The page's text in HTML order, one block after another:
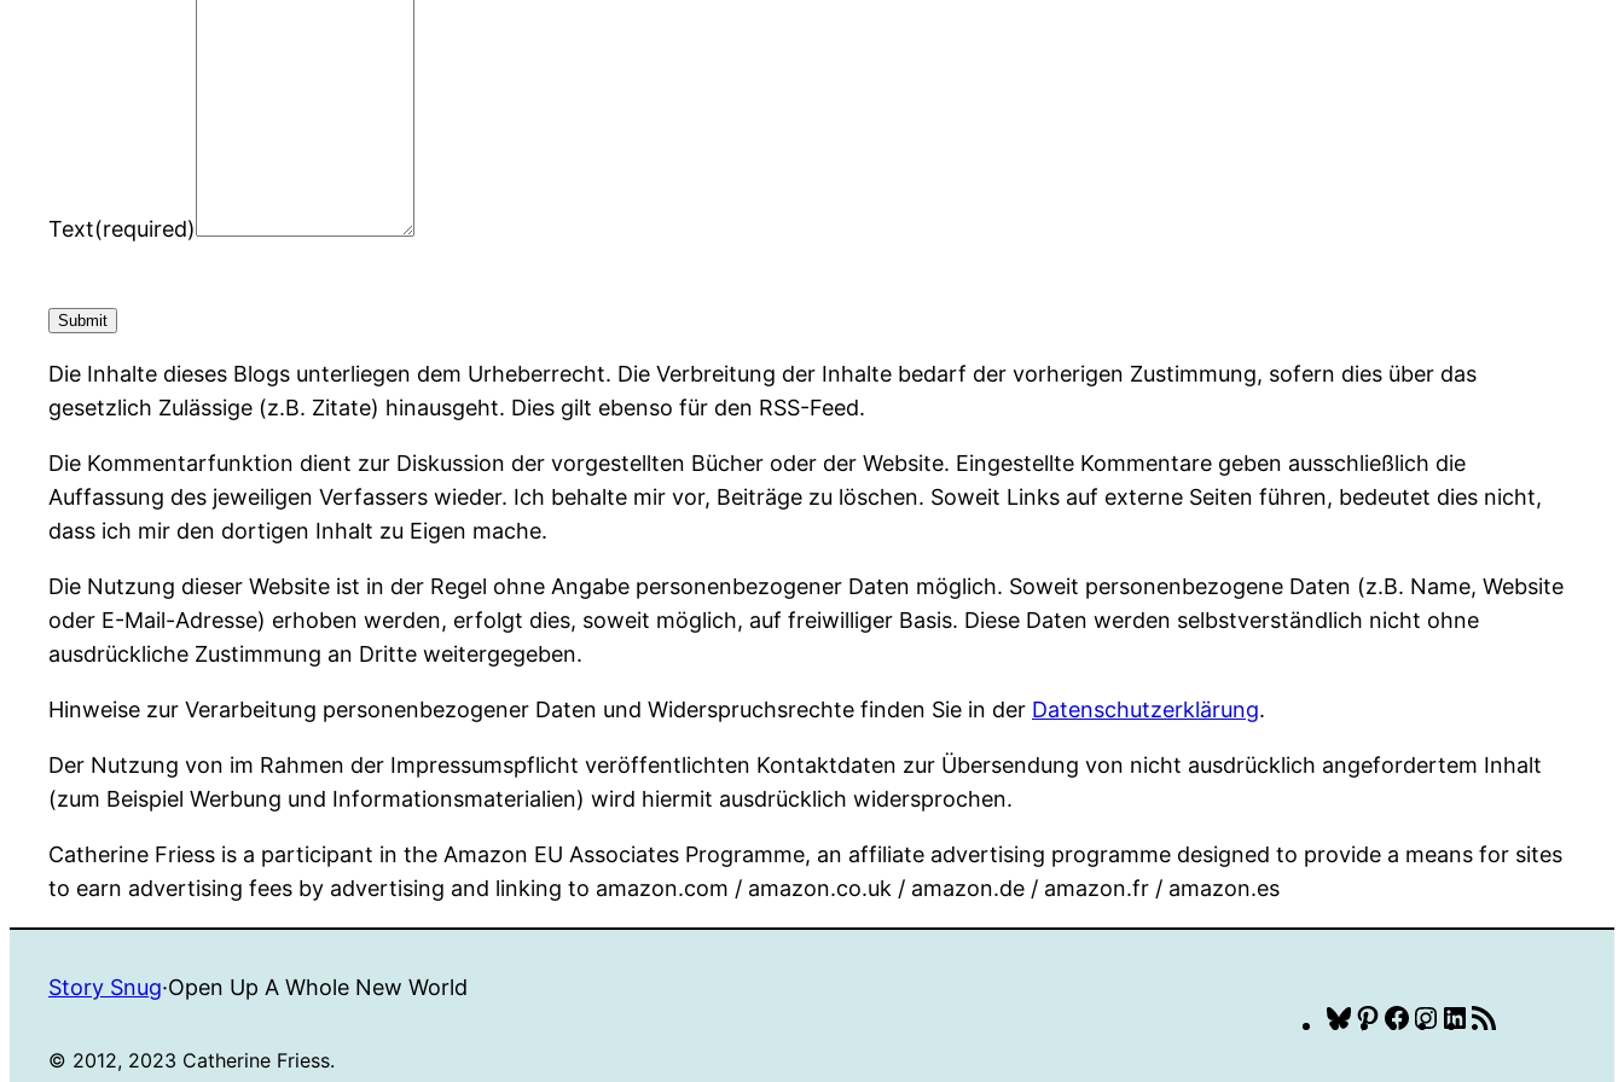
Text(required)
Submit
Die Inhalte dieses Blogs unterliegen dem Urheberrecht. Die Verbreitung der Inhalte bedarf der vorherigen Zustimmung, sofern dies über das
gesetzlich Zulässige (z.B. Zitate) hinausgeht. Dies gilt ebenso für den RSS-Feed.
Die Kommentarfunktion dient zur Diskussion der vorgestellten Bücher oder der Website. Eingestellte Kommentare geben ausschließlich die
Auffassung des jeweiligen Verfassers wieder. Ich behalte mir vor, Beiträge zu löschen. Soweit Links auf externe Seiten führen, bedeutet dies nicht,
dass ich mir den dortigen Inhalt zu Eigen mache.
Die Nutzung dieser Website ist in der Regel ohne Angabe personenbezogener Daten möglich. Soweit personenbezogene Daten (z.B. Name, Website
oder E-Mail-Adresse) erhoben werden, erfolgt dies, soweit möglich, auf freiwilliger Basis. Diese Daten werden selbstverständlich nicht ohne
ausdrückliche Zustimmung an Dritte weitergegeben.
Hinweise zur Verarbeitung personenbezogener Daten und Widerspruchsrechte finden Sie in der Datenschutzerklärung.
Der Nutzung von im Rahmen der Impressumspflicht veröffentlichten Kontaktdaten zur Übersendung von nicht ausdrücklich angefordertem Inhalt
(zum Beispiel Werbung und Informationsmaterialien) wird hiermit ausdrücklich widersprochen.
Catherine Friess is a participant in the Amazon EU Associates Programme, an affiliate advertising programme designed to provide a means for sites
to earn advertising fees by advertising and linking to amazon.com / amazon.co.uk / amazon.de / amazon.fr / amazon.es
Story Snug·Open Up A Whole New World
© 2012, 2023 Catherine Friess.
Bluesky
Pinterest
Facebook
Instagram
LinkedIn